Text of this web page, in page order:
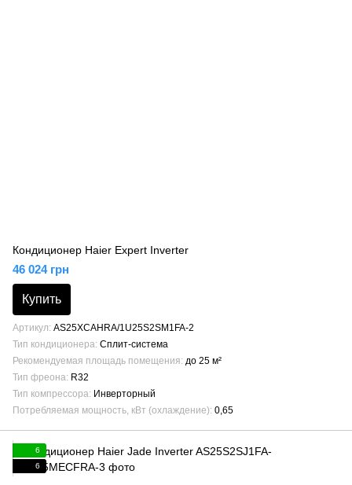
Кондиционер Haier Expert Inverter
46 024 грн
Купить
Артикул AS25XCAHRA/1U25S2SM1FA-2
Тип кондиционера Сплит-система
Рекомендуемая площадь помещения до 25 м²
Тип фреона R32
Тип компрессора Инверторный
Потребляемая мощность, кВт (охлаждение) 0,65
6
6